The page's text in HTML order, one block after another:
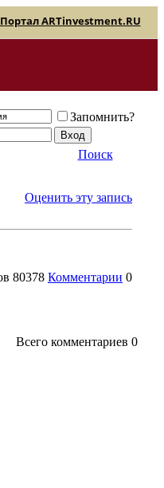
Портал ARTinvestment.RU
Запомнить?
Поиск
Оценить эту запись
80378 Комментарии 0
Всего комментариев 0